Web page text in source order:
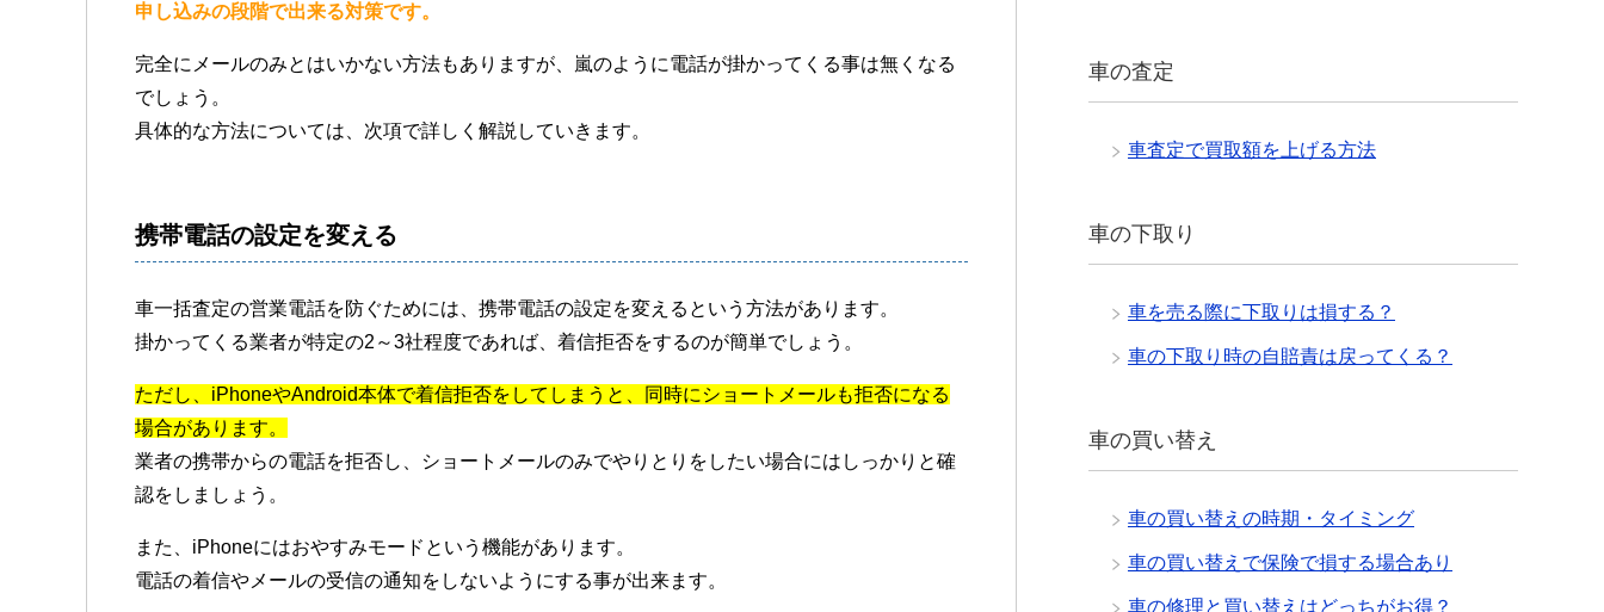
申し込みの段階で出来る対策です。
完全にメールのみとはいかない方法もありますが、嵐のように電話が掛かってくる事は無くなる
でしょう。
具体的な方法については、次項で詳しく解説していきます。
携帯電話の設定を変える
車一括査定の営業電話を防ぐためには、携帯電話の設定を変えるという方法があります。
掛かってくる業者が特定の2～3社程度であれば、着信拒否をするのが簡単でしょう。
ただし、iPhoneやAndroid本体で着信拒否をしてしまうと、同時にショートメールも拒否になる
場合があります。
業者の携帯からの電話を拒否し、ショートメールのみでやりとりをしたい場合にはしっかりと確
認をしましょう。
また、iPhoneにはおやすみモードという機能があります。
電話の着信やメールの受信の通知をしないようにする事が出来ます。
車の査定
車査定で買取額を上げる方法
車の下取り
車を売る際に下取りは損する？
車の下取り時の自賠責は戻ってくる？
車の買い替え
車の買い替えの時期・タイミング
車の買い替えで保険で損する場合あり
車の修理と買い替えはどっちがお得？